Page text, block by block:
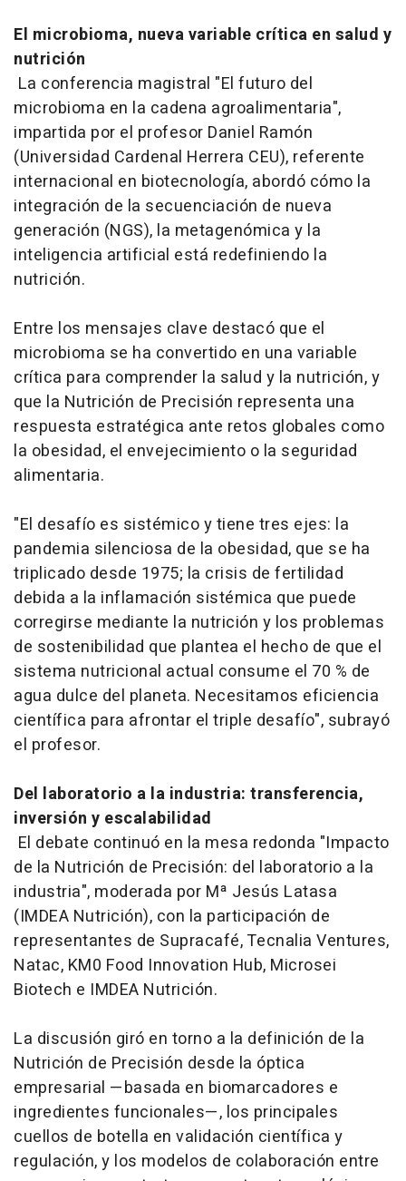
El microbioma, nueva variable crítica en salud y
nutrición
La conferencia magistral "El futuro del
microbioma en la cadena agroalimentaria",
impartida por el profesor Daniel Ramón
(Universidad Cardenal Herrera CEU), referente
internacional en biotecnología, abordó cómo la
integración de la secuenciación de nueva
generación (NGS), la metagenómica y la
inteligencia artificial está redefiniendo la
nutrición.
Entre los mensajes clave destacó que el
microbioma se ha convertido en una variable
crítica para comprender la salud y la nutrición, y
que la Nutrición de Precisión representa una
respuesta estratégica ante retos globales como
la obesidad, el envejecimiento o la seguridad
alimentaria.
"El desafío es sistémico y tiene tres ejes: la
pandemia silenciosa de la obesidad, que se ha
triplicado desde 1975; la crisis de fertilidad
debida a la inflamación sistémica que puede
corregirse mediante la nutrición y los problemas
de sostenibilidad que plantea el hecho de que el
sistema nutricional actual consume el 70 % de
agua dulce del planeta. Necesitamos eficiencia
científica para afrontar el triple desafío", subrayó
el profesor.
Del laboratorio a la industria: transferencia,
inversión y escalabilidad
El debate continuó en la mesa redonda "Impacto
de la Nutrición de Precisión: del laboratorio a la
industria", moderada por Mª Jesús Latasa
(IMDEA Nutrición), con la participación de
representantes de Supracafé, Tecnalia Ventures,
Natac, KM0 Food Innovation Hub, Microsei
Biotech e IMDEA Nutrición.
La discusión giró en torno a la definición de la
Nutrición de Precisión desde la óptica
empresarial —basada en biomarcadores e
ingredientes funcionales—, los principales
cuellos de botella en validación científica y
regulación, y los modelos de colaboración entre